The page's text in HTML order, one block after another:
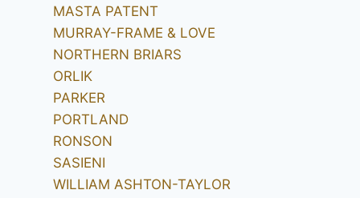
MASTA PATENT
MURRAY-FRAME & LOVE
NORTHERN BRIARS
ORLIK
PARKER
PORTLAND
RONSON
SASIENI
WILLIAM ASHTON-TAYLOR